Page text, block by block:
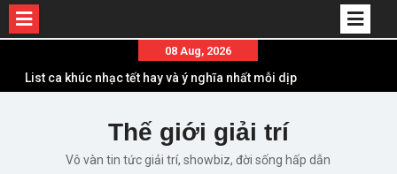
content
08 Aug, 2026
List ca khúc nhạc tết hay và ý nghĩa nhất mỗi dịp
xuân về
“ngoạn mục” với triệu view
Những ca khúc nhạc xuân “sặc mùi” quảng cáo
nhưng vẫn ấn tượng
Thế giới giải trí
Vô vàn tin tức giải trí, showbiz, đời sống hấp dẫn